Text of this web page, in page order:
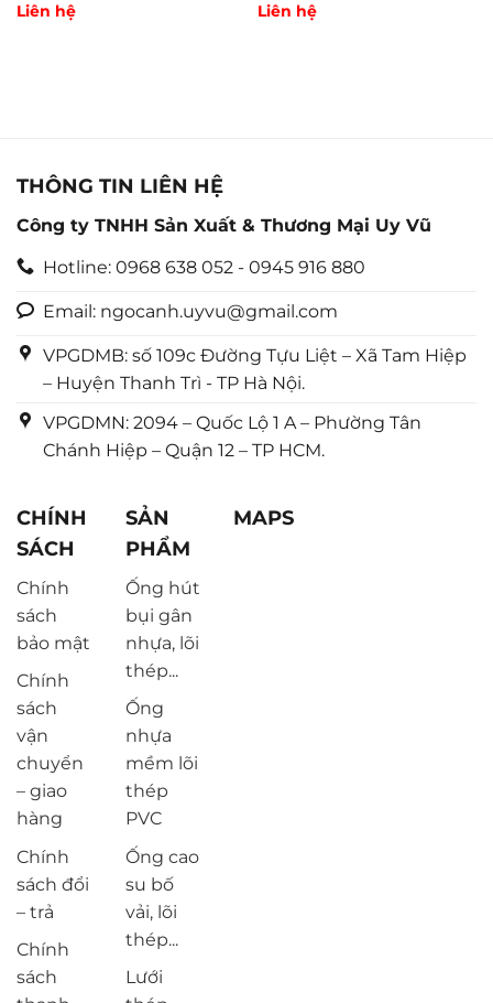
Được
Liên hệ
Được
Liên hệ
THÔNG TIN LIÊN HỆ
Công ty TNHH Sản Xuất & Thương Mại Uy Vũ
Hotline: 0968 638 052 - 0945 916 880
Email: ngocanh.uyvu@gmail.com
VPGDMB: số 109c Đường Tựu Liệt – Xã Tam Hiệp
– Huyện Thanh Trì - TP Hà Nội.
VPGDMN: 2094 – Quốc Lộ 1 A – Phường Tân
Chánh Hiệp – Quận 12 – TP HCM.
CHÍNH
SÁCH
Chính
sách
bảo mật
Chính
sách
vận
chuyển
– giao
hàng
Chính
sách đổi
– trả
Chính
sách
SẢN
PHẨM
Ống hút
bụi gân
nhựa, lõi
thép...
Ống
nhựa
mềm lõi
thép
PVC
Ống cao
su bố
vải, lõi
thép...
Lưới
MAPS